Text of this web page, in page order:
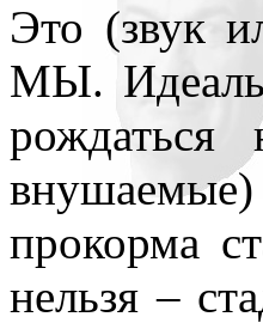
Это (звук
МЫ.
рождаться
прокорма
нельзя –